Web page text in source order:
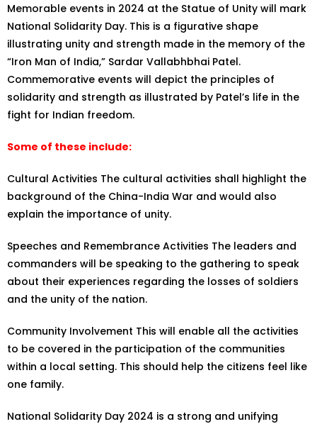
Memorable events in 2024 at the Statue of Unity will mark
National Solidarity Day. This is a figurative shape
illustrating unity and strength made in the memory of the
“Iron Man of India,” Sardar Vallabhbhai Patel.
Commemorative events will depict the principles of
solidarity and strength as illustrated by Patel’s life in the
fight for Indian freedom.
Some of these include:
Cultural Activities The cultural activities shall highlight the
background of the China-India War and would also
explain the importance of unity.
Speeches and Remembrance Activities The leaders and
commanders will be speaking to the gathering to speak
about their experiences regarding the losses of soldiers
and the unity of the nation.
Community Involvement This will enable all the activities
to be covered in the participation of the communities
within a local setting. This should help the citizens feel like
one family.
National Solidarity Day 2024 is a strong and unifying